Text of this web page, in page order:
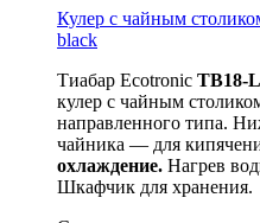
Кулер с чайным
black
Тиабар Ecotronic TB18-
кулер с чайным
направленного типа.
чайника — для
охлаждение. Нагрев
Шкафчик для хранения.